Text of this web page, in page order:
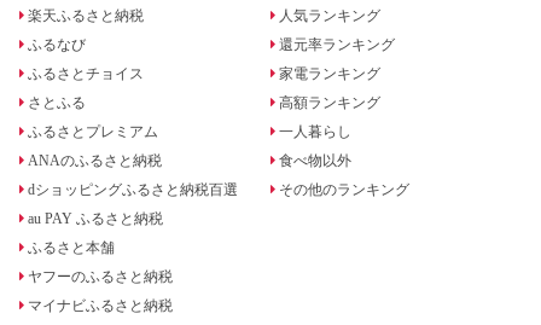
楽天ふるさと納税
ふるなび
ふるさとチョイス
さとふる
ふるさとプレミアム
ANAのふるさと納税
dショッピングふるさと納税百選
au PAY ふるさと納税
ふるさと本舗
ヤフーのふるさと納税
マイナビふるさと納税
人気ランキング
還元率ランキング
家電ランキング
高額ランキング
一人暮らし
食べ物以外
その他のランキング